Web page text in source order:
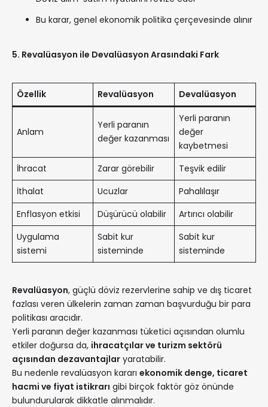
Bu karar, genel ekonomik politika çerçevesinde alınır
5. Revalüasyon ile Devalüasyon Arasındaki Fark
Özellik Revalüasyon Devalüasyon
Anlam
Yerli paranın
değer kazanması
Yerli paranın
değer
kaybetmesi
İhracat
Zarar görebilir
Teşvik edilir
İthalat
Ucuzlar
Pahalılaşır
Enflasyon etkisi
Düşürücü olabilir
Artırıcı olabilir
Uygulama
sistemi
Sabit kur
sisteminde
Sabit kur
sisteminde
Revalüasyon, güçlü döviz rezervlerine sahip ve dış ticaret
fazlası veren ülkelerin zaman zaman başvurduğu bir para
politikası aracıdır.
Yerli paranın değer kazanması tüketici açısından olumlu
etkiler doğursa da, ihracatçılar ve turizm sektörü
açısından dezavantajlar yaratabilir.
Bu nedenle revalüasyon kararı ekonomik denge, ticaret
hacmi ve fiyat istikrarı gibi birçok faktör göz önünde
bulundurularak dikkatle alınmalıdır.